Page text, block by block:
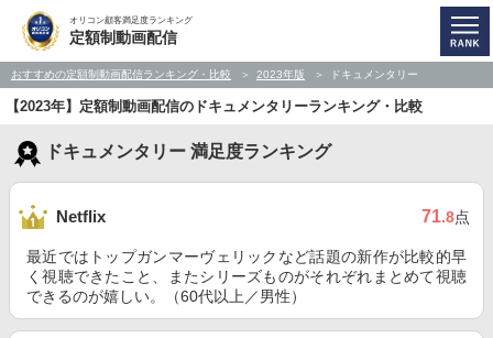
オリコン顧客満足度ランキング
定額制動画配信
おすすめの定額制動画配信ランキング・比較 2023年版 ドキュメンタリー
【2023年】定額制動画配信のドキュメンタリーランキング・比較
ドキュメンタリー 満足度ランキング
Netflix 71.8点
最近ではトップガンマーヴェリックなど話題の新作が比較的早
く視聴できたこと、またシリーズものがそれぞれまとめて視聴
できるのが嬉しい。（60代以上／男性）